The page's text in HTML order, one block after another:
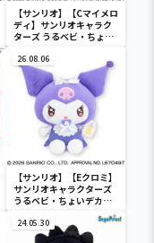
【サンリオ】【Cマイメロ
ディ】サンリオキャラク
ターズ うるベビ・ちょい
26.08.06
【サンリオ】【Eクロミ】
サンリオキャラクターズ
うるベビ・ちょいデカド
24.05.30